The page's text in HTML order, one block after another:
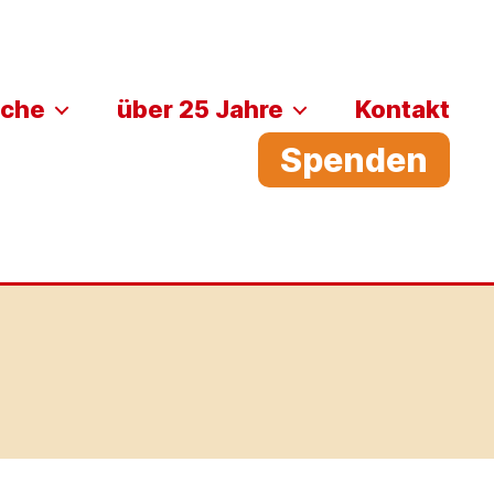
über 25 Jahre Kontakt
Spenden